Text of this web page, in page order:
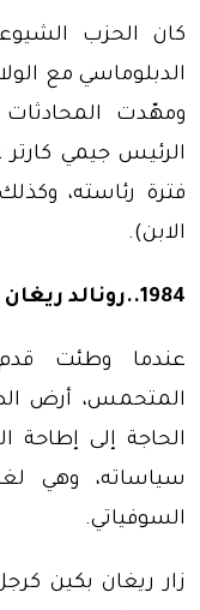
كان الحزب
الدبلوماسي مع
ومهّدت المحادثات
فترة رئاسته،
الابن).
1984..رونالد ريغان
عندما وطئت قدم
الحاجة إلى
سياساته، وهي
السوفياتي.
زار ريغان بكين